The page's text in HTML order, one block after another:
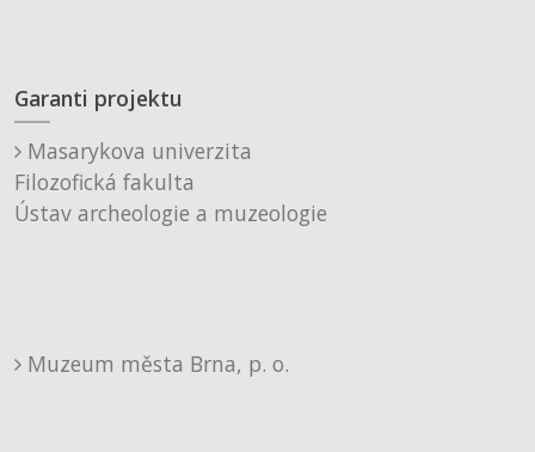
Garanti projektu
Masarykova univerzita
Filozofická fakulta
Ústav archeologie a muzeologie
Muzeum města Brna, p. o.